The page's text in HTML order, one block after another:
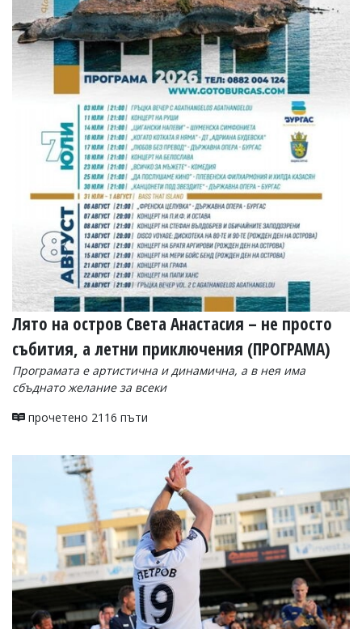
Лято на остров Света Анастасия – не просто
събития, а летни приключения (ПРОГРАМА)
Програмата е артистична и динамична, а в нея има
сбъднато желание за всеки
прочетено 2116 пъти